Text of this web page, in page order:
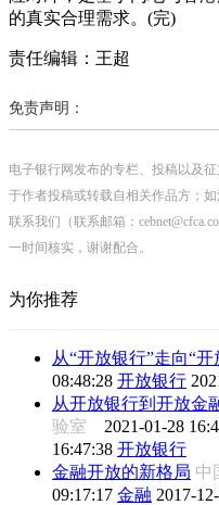
的真实合理需求。(完)
责任编辑：王超
免责声明：
电子银行网发布的专栏、投稿以及
于作者投稿或转载自相关作品方；
联系我们（联系邮箱：
一时间核实，谢谢配合。
为你推荐
从“开放银行”走向“开
08:48:28 开放银行
从开放银行到开放金
验室 2021-01-28
16:47:38 开放银行
金融开放的新格局 中
09:17:17 金融 2017-